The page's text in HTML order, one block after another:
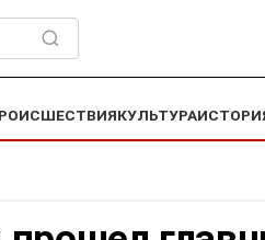
КУЛЬТУРА